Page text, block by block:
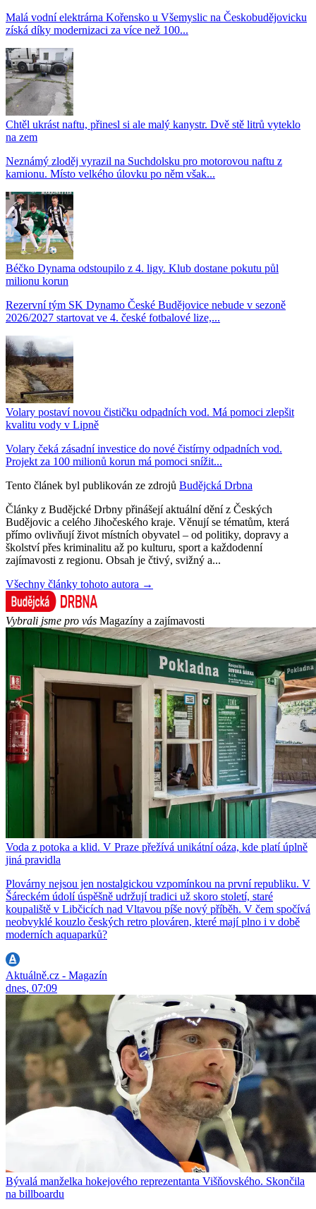
Malá vodní elektrárna Kořensko u Všemyslic na Českobudějovicku
získá díky modernizaci za více než 100...
Chtěl ukrást naftu, přinesl si ale malý kanystr. Dvě stě litrů vyteklo
na zem
Neznámý zloděj vyrazil na Suchdolsku pro motorovou naftu z
kamionu. Místo velkého úlovku po něm však...
Béčko Dynama odstoupilo z 4. ligy. Klub dostane pokutu půl
milionu korun
Rezervní tým SK Dynamo České Budějovice nebude v sezoně
2026/2027 startovat ve 4. české fotbalové lize,...
Volary postaví novou čističku odpadních vod. Má pomoci zlepšit
kvalitu vody v Lipně
Volary čeká zásadní investice do nové čistírny odpadních vod.
Projekt za 100 milionů korun má pomoci snížit...
Tento článek byl publikován ze zdrojů Budějcká Drbna
Články z Budějcké Drbny přinášejí aktuální dění z Českých
Budějovic a celého Jihočeského kraje. Věnují se tématům, která
přímo ovlivňují život místních obyvatel – od politiky, dopravy a
školství přes kriminalitu až po kulturu, sport a každodenní
zajímavosti z regionu. Obsah je čtivý, svižný a...
Všechny články tohoto autora →
Vybrali jsme pro vás Magazíny a zajímavosti
Voda z potoka a klid. V Praze přežívá unikátní oáza, kde platí úplně
jiná pravidla
Plovárny nejsou jen nostalgickou vzpomínkou na první republiku. V
Šáreckém údolí úspěšně udržují tradici už skoro století, staré
koupaliště v Libčicích nad Vltavou píše nový příběh. V čem spočívá
neobvyklé kouzlo českých retro plováren, které mají plno i v době
moderních aquaparků?
Aktuálně.cz - Magazín
dnes, 07:09
Bývalá manželka hokejového reprezentanta Višňovského. Skončila
na billboardu